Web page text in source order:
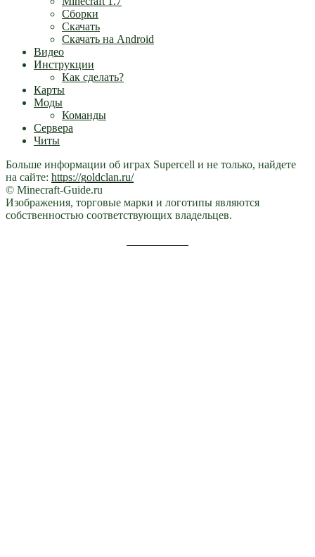
Сборки
Скачать
Скачать на Android
Видео
Инструкции
Как сделать?
Карты
Моды
Команды
Сервера
Читы
Больше информации об играх Supercell и не только, найдете
на сайте: https://goldclan.ru/
© Minecraft-Guide.ru
Изображения, торговые марки и логотипы являются
собственностью соответствующих владельцев.